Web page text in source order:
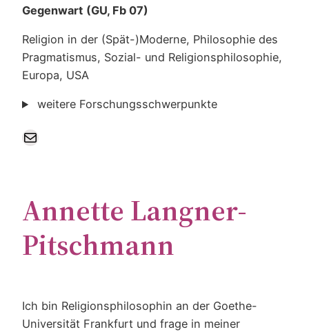
Gegenwart (GU, Fb 07)
Religion in der (Spät-)Moderne, Philosophie des
Pragmatismus, Sozial- und Religionsphilosophie,
Europa, USA
weitere Forschungsschwerpunkte
E-Mail
Annette Langner-
Pitschmann
Ich bin Religionsphilosophin an der Goethe-
Universität Frankfurt und frage in meiner